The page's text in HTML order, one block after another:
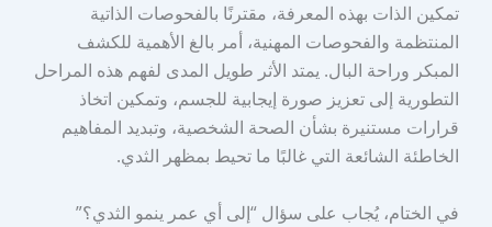
تمكين الذات بهذه المعرفة، مقترنًا بالفحوصات الذاتية
المنتظمة والفحوصات المهنية، أمر بالغ الأهمية للكشف
المبكر وراحة البال. يمتد الأثر طويل المدى لفهم هذه المراحل
التطورية إلى تعزيز صورة إيجابية للجسم، وتمكين اتخاذ
قرارات مستنيرة بشأن الصحة الشخصية، وتبديد المفاهيم
الخاطئة الشائعة التي غالبًا ما تحيط بمظهر الثدي.
في الختام، يُجاب على سؤال “إلى أي عمر ينمو الثدي؟”